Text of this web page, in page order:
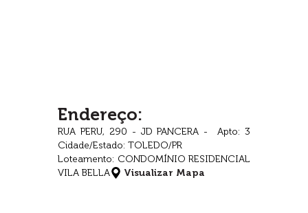
Endereço:
RUA PERU, 290 - JD PANCERA - Apto: 3
Cidade/Estado: TOLEDO/PR
Loteamento: CONDOMÍNIO RESIDENCIAL
VILA BELLA
Visualizar Mapa